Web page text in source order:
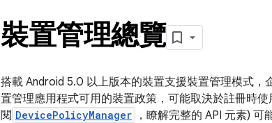
裝置管理總覽
搭載 Android 5.0 以上版本的裝置支援裝置管理模式
置管理應用程式可用的裝置政策，可能取決於註冊時
閱 DevicePolicyManager
，瞭解完整的 API 元素)